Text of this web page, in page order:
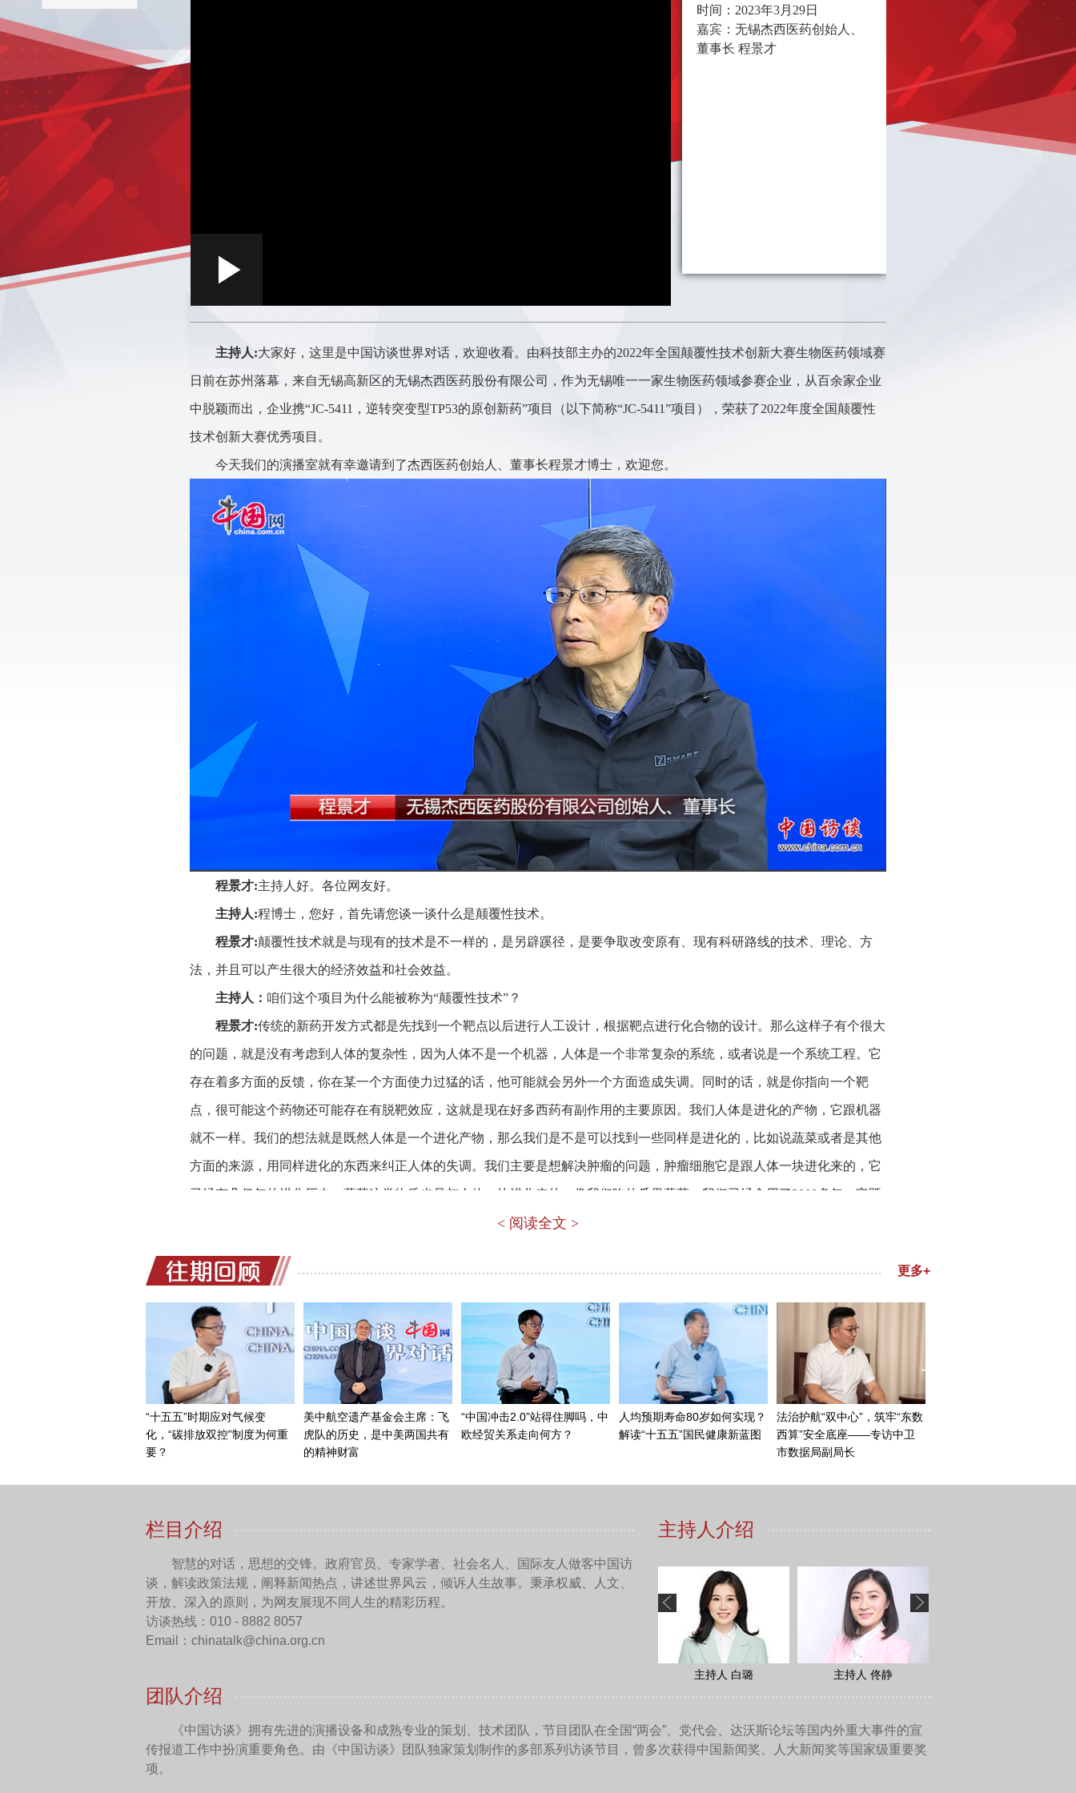
Play
Video
Picture
时间：2023年3月29日
嘉宾：无锡杰西医药创始人、
董事长 程景才
主持人:大家好，这里是中国访谈世界对话，欢迎收看。由科技部主办的2022年全国颠覆性技术创新大赛生物医药领域赛
日前在苏州落幕，来自无锡高新区的无锡杰西医药股份有限公司，作为无锡唯一一家生物医药领域参赛企业，从百余家企业
中脱颖而出，企业携“JC-5411，逆转突变型TP53的原创新药”项目（以下简称“JC-5411”项目），荣获了2022年度全国颠覆性
技术创新大赛优秀项目。
今天我们的演播室就有幸邀请到了杰西医药创始人、董事长程景才博士，欢迎您。
程景才:主持人好。各位网友好。
主持人:程博士，您好，首先请您谈一谈什么是颠覆性技术。
程景才:颠覆性技术就是与现有的技术是不一样的，是另辟蹊径，是要争取改变原有、现有科研路线的技术、理论、方
法，并且可以产生很大的经济效益和社会效益。
主持人： 咱们这个项目为什么能被称为“颠覆性技术”？
程景才:传统的新药开发方式都是先找到一个靶点以后进行人工设计，根据靶点进行化合物的设计。那么这样子有个很大
的问题，就是没有考虑到人体的复杂性，因为人体不是一个机器，人体是一个非常复杂的系统，或者说是一个系统工程。它
存在着多方面的反馈，你在某一个方面使力过猛的话，他可能就会另外一个方面造成失调。同时的话，就是你指向一个靶
点，很可能这个药物还可能存在有脱靶效应，这就是现在好多西药有副作用的主要原因。我们人体是进化的产物，它跟机器
就不一样。我们的想法就是既然人体是一个进化产物，那么我们是不是可以找到一些同样是进化的，比如说蔬菜或者是其他
方面的来源，用同样进化的东西来纠正人体的失调。我们主要是想解决肿瘤的问题，肿瘤细胞它是跟人体一块进化来的，它
已经有几亿年的进化历史。蔬菜这类物质也是与人体一块进化来的。像我们吃的瓜果蔬菜，我们已经食用了3000多年，它既
然在全世界分布最广泛，一定含有一些可以抵抗病菌、病毒、病虫害的物质。经过几十年的研究，我们终于把这个物质找出
北方的大白菜，南方的青菜、萝卜、包心菜、榨菜，这一类都属于十字花科蔬菜，它分布很广，就是因为它里面含有这种物
质。当时找出来以后，我们需要看看它这种抗癌的效果是不是比其他的蔬菜里面的组分更好，所以我们对很多的蔬菜进行了
筛选，筛选最后比较下来，确实十字花科蔬菜是最好的。因为它是药食同源，所以它的副作用就会比较低，比较安全。第二
个这个化合物，经过我们10年的研究发现靶向p53、TP53基因是70年代就被发现的，已经发现40多年了。它是人体最重要的
一个基因，对我们人体非常的重要。这么多年，全世界的医药科技工作者想找到一个p53的靶向药一直没有成功。这方面目
前走得比较远的是欧洲的一家企业，还有美国的一家企业。那么我们的药与他们的药进行了头对头的比较，数据比他们好，
有可能成为一个新药。
< 阅读全文 >